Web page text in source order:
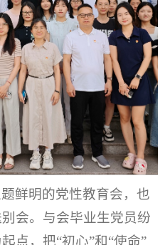
鲜明的党性教育会，也
会。与会毕业生党员纷
点，把“初心”和“使命”